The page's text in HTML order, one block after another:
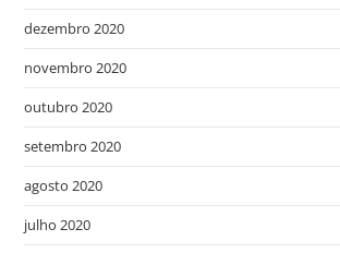
dezembro 2020
novembro 2020
outubro 2020
setembro 2020
agosto 2020
julho 2020